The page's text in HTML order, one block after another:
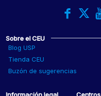
Sobre el CEU
Blog USP
Tienda CEU
Buzón de sugerencias